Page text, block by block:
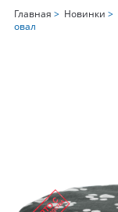
Главная > Новинки >
овал